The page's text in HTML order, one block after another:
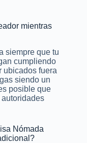
mientras
siempre que tu
cumpliendo
ubicados fuera
siendo un
posible que
Nómada